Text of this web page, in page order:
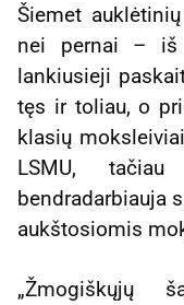
Šiemet
nei pernai – iš
lankiusieji
tęs ir toliau, o
klasių
LSMU,
bendradarbiauja
aukštosiomis
„Žmogiškųjų